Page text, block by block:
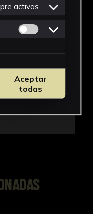
activas
Permitir cookies
Aceptar
todas